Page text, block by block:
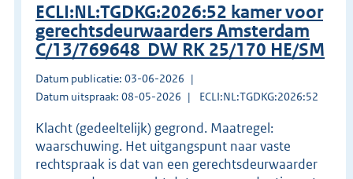
ECLI:NL:TGDKG:2026:52 kamer voor
gerechtsdeurwaarders Amsterdam
C/13/769648 DW RK 25/170 HE/SM
Datum publicatie: 03-06-2026
Datum uitspraak: 08-05-2026
ECLI:NL:TGDKG:2026:52
Klacht (gedeeltelijk) gegrond. Maatregel:
waarschuwing. Het uitgangspunt naar vaste
rechtspraak is dat van een gerechtsdeurwaarder